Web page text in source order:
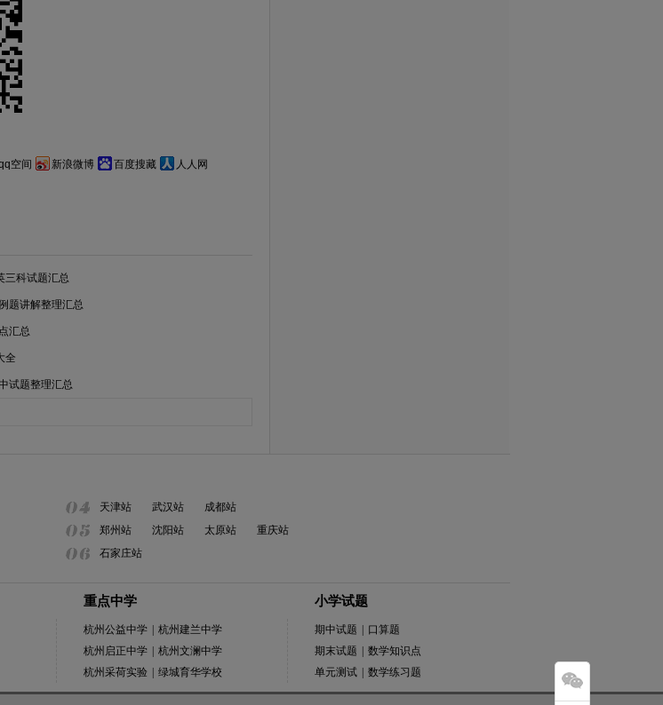
空间 新浪微博 百度搜藏 人人网
三科试题汇总
题讲解整理汇总
汇总
全
试题整理汇总
天津站 武汉站
成都站
郑州站 沈阳站 太原站
重庆站
石家庄站
重点中学
杭州公益中学
杭州建兰中学
杭州启正中学
杭州文澜中学
杭州采荷实验
绿城育华学校
小学试题
期中试题
口算题
期末试题
数学知识点
单元测试
数学练习题